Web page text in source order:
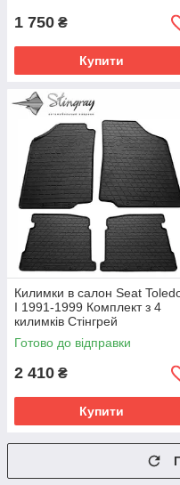
1 750 ₴
Купити
Килимки в салон Seat
I 1991-1999 Комплект з 4
килимків Стінгрей
Готово до відправки
2 410 ₴
Купити